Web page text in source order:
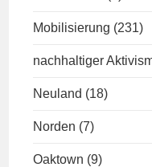
Mobilisierung (231)
nachhaltiger
Neuland (18)
Norden (7)
Oaktown (9)